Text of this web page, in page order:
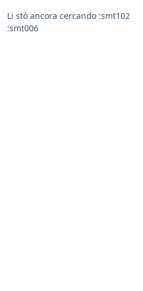
Li stò ancora cercando :smt102
:smt006